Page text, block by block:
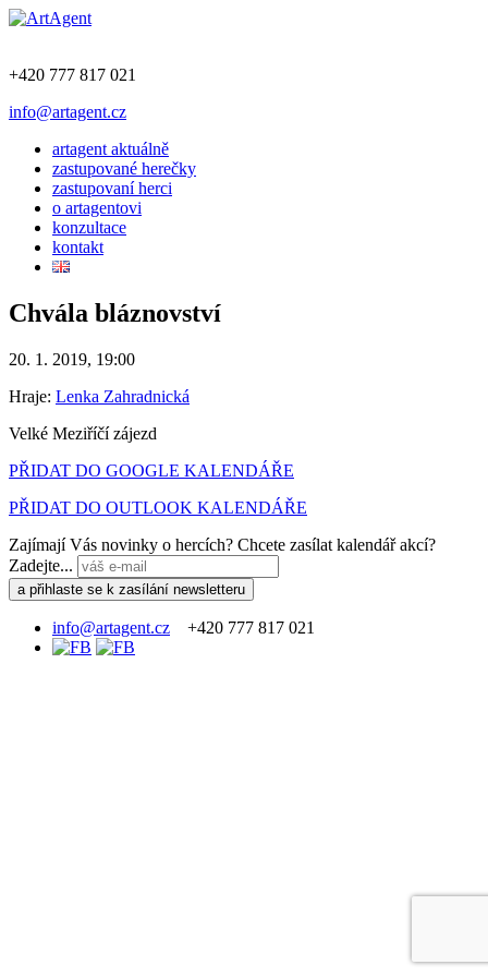
+420 777 817 021
info@artagent.cz
artagent aktuálně
zastupované herečky
zastupovaní herci
o artagentovi
konzultace
kontakt
Chvála bláznovství
20. 1. 2019, 19:00
Hraje: Lenka Zahradnická
Velké Meziříčí zájezd
PŘIDAT DO GOOGLE KALENDÁŘE
PŘIDAT DO OUTLOOK KALENDÁŘE
Zajímají Vás novinky o hercích? Chcete zasílat kalendář akcí?
Zadejte...
info@artagent.cz +420 777 817 021